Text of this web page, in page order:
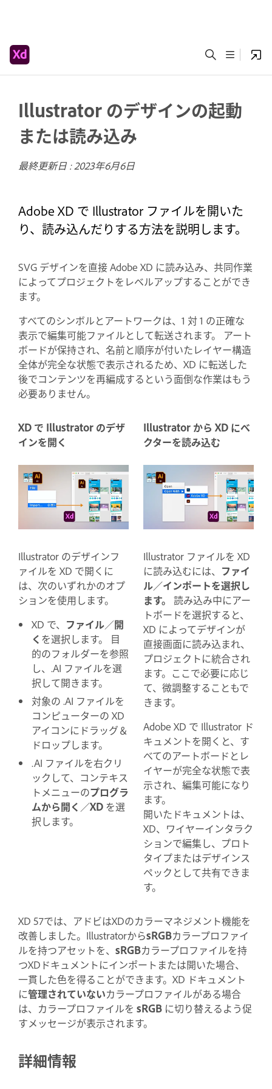
Illustrator のデザインの起動
または読み込み
最終更新日 :2023年6月6日
Adobe XD で Illustrator ファイルを開いた
り、読み込んだりする方法を説明します。
SVG デザインを直接 Adobe XD に読み込み、共同作業
によってプロジェクトをレベルアップすることができ
ます。
すべてのシンボルとアートワークは、1 対 1 の正確な
表示で編集可能ファイルとして転送されます。 アート
ボードが保持され、名前と順序が付いたレイヤー構造
全体が完全な状態で表示されるため、XD に転送した
後でコンテンツを再編成するという面倒な作業はもう
必要ありません。
XD で Illustrator のデザ
インを開く
Illustrator のデザインフ
ァイルを XD で開くに
は、次のいずれかのオプ
ションを使用します。
XD で、 ファイル／開
く を選択します。 目
的のフォルダーを参照
し、.AI ファイルを選
択して開きます。
対象の .AI ファイルを
コンピューターの XD
アイコンにドラッグ＆
ドロップします。
.AI ファイルを右クリ
ックして、コンテキス
トメニューのプログラ
ムから開く ／XD を選
択します。
Illustrator から XD にべ
クターを読み込む
Illustrator ファイルを XD
に読み込むには、 ファイ
ル／インポートを選択し
ます。 読み込み中にアー
トボードを選択すると、
XD によってデザインが
直接画面に読み込まれ、
プロジェクトに統合され
ます。ここで必要に応じ
て、微調整することもで
きます。
Adobe XD で Illustrator ド
キュメントを開くと、す
べてのアートボードとレ
イヤーが完全な状態で表
示され、編集可能になり
ます。
開いたドキュメントは、
XD、ワイヤーインタラク
ションで編集し、プロト
タイプまたはデザインス
ペックとして共有できま
す。
XD 57では、アドビはXDのカラーマネジメント機能を
改善しました。IllustratorからsRGBカラープロファイ
ルを持つアセットを、 sRGBカラープロファイルを持
つXDドキュメントにインポートまたは開いた場合、
一貫した色を得ることができます。XD ドキュメント
に管理されていないカラープロファイルがある場合
は、カラープロファイルを sRGB に切り替えるよう促
すメッセージが表示されます。
詳細情報